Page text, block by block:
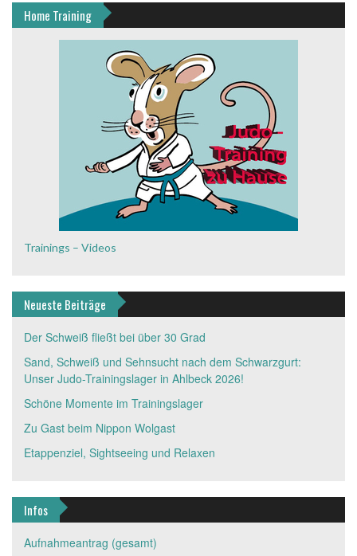
Home Training
Trainings – Videos
Neueste Beiträge
Der Schweiß fließt bei über 30 Grad
Sand, Schweiß und Sehnsucht nach dem Schwarzgurt:
Unser Judo-Trainingslager in Ahlbeck 2026!
Schöne Momente im Trainingslager
Zu Gast beim Nippon Wolgast
Etappenziel, Sightseeing und Relaxen
Infos
Aufnahmeantrag (gesamt)